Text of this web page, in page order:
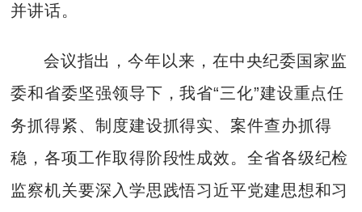
并讲话。
会议指出，今年以来，在中央纪委国家监
委和省委坚强领导下，我省“三化”建设重点任
务抓得紧、制度建设抓得实、案件查办抓得
稳，各项工作取得阶段性成效。全省各级纪检
监察机关要深入学思践悟习近平党建思想和习